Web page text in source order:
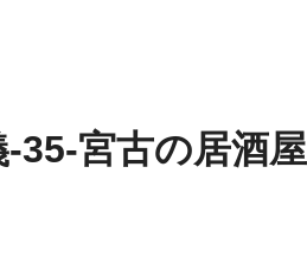
35-宮古の居酒屋